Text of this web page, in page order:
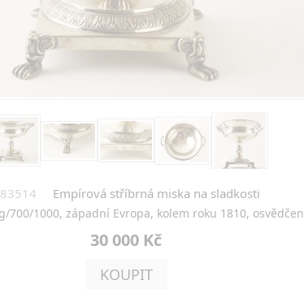
Empírová stříbrná miska na sladkosti
1000, západní Evropa, kolem roku 1810,
30 000 Kč
KOUPIT